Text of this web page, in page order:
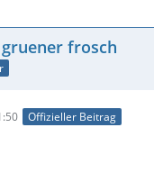
frosch
Offizieller Beitrag